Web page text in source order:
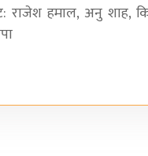
राजेश हमाल, अनु शाह,